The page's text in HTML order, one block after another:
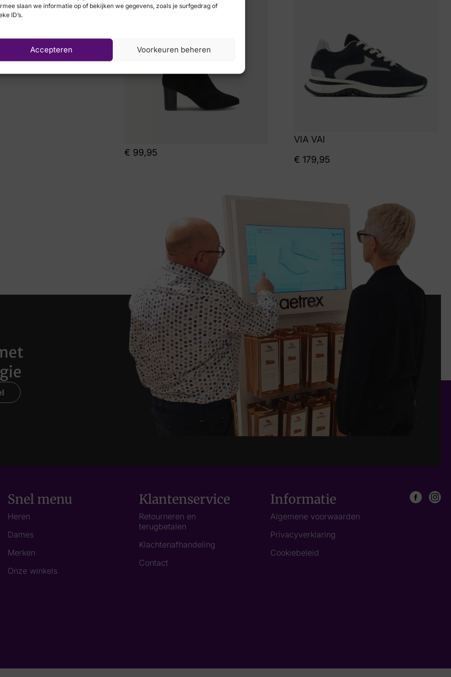
slaan we informatie op of bekijken we gegevens, zoals je surfgedrag of
ID’s.
Accepteren Voorkeuren beheren
€ 99,95
VIA VAI
€ 179,95
Snel menu
Heren
Dames
Merken
Onze winkels
Klantenservice
Retourneren en
terugbetalen
Klachtenafhandeling
Contact
Informatie
Algemene voorwaarden
Privacyverklaring
Cookiebeleid